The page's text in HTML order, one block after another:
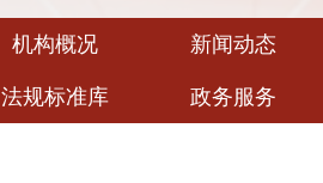
机构概况 新闻动态
法规标准库 政务服务